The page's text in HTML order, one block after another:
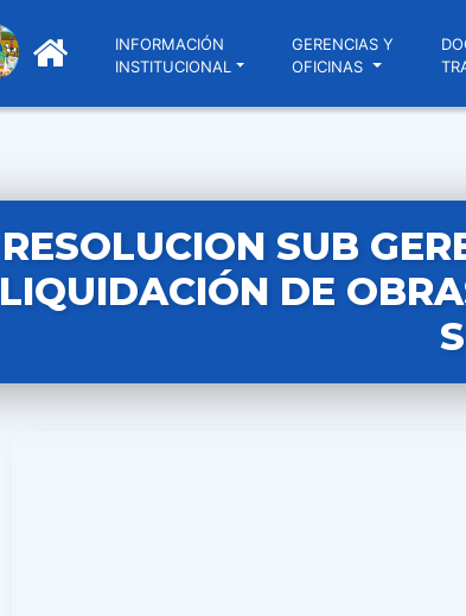
INFORMACIÓN
INSTITUCIONAL
GERENCIAS Y
OFICINAS
RESOLUCION SUB
LIQUIDACIÓN DE